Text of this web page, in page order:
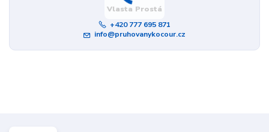
Vlasta Prostá
+420 777 695 871
info@pruhovanykocour.cz